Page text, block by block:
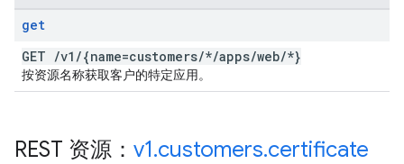
get
GET /v1 /{name=customers/*/apps/web/*}
按资源名称获取客户的特定应用。
REST 资源： v1.customers.certificate